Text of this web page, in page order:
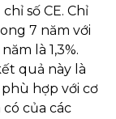
số CE. Chỉ
7 năm với
là 1,3%.
quả này là
hợp với cơ
của các